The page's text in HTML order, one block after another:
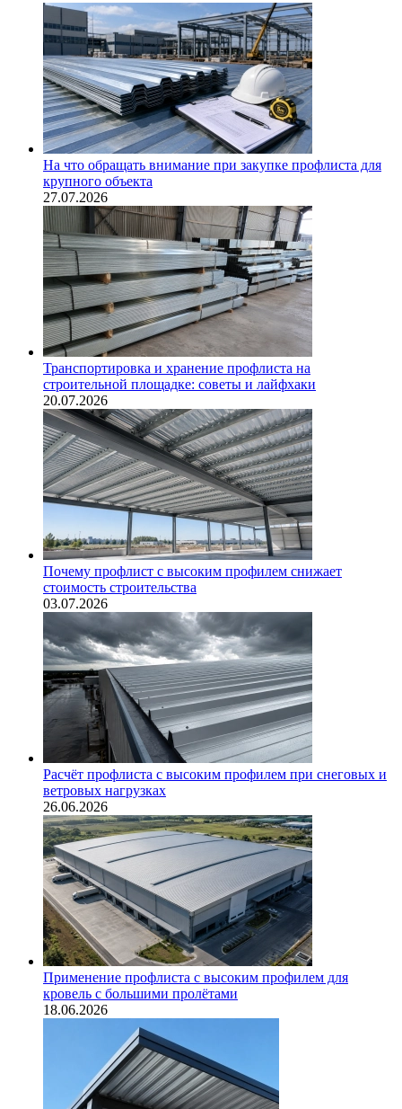
На что обращать внимание при закупке профлиста для
крупного объекта
27.07.2026
Транспортировка и хранение профлиста на
строительной площадке: советы и лайфхаки
20.07.2026
Почему профлист с высоким профилем снижает
стоимость строительства
03.07.2026
Расчёт профлиста с высоким профилем при снеговых и
ветровых нагрузках
26.06.2026
Применение профлиста с высоким профилем для
кровель с большими пролётами
18.06.2026